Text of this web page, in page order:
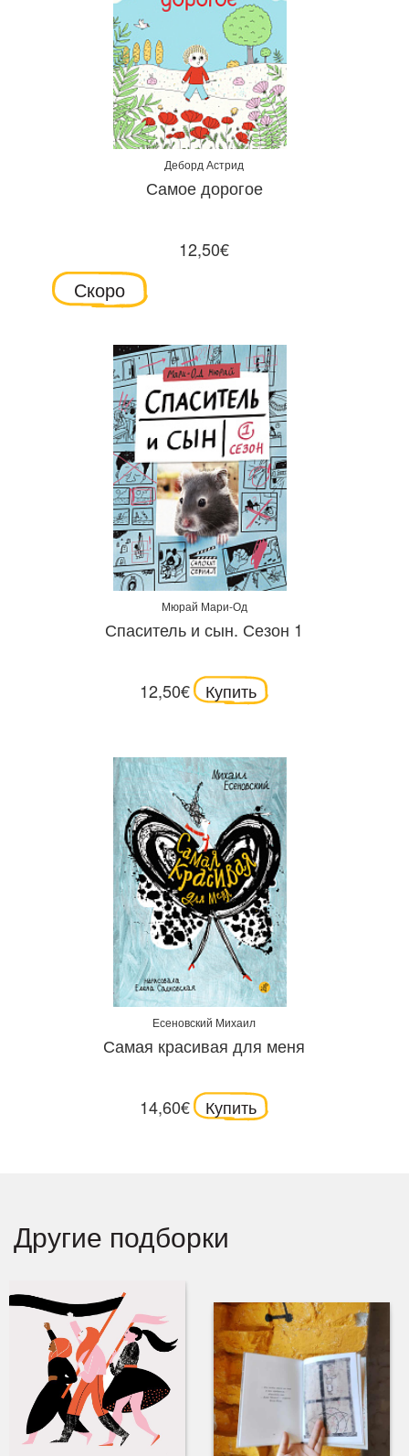
Деборд Астрид
Самое дорогое
12,50€
Скоро
Мюрай Мари-Од
Спаситель и сын. Сезон 1
12,50€ Купить
Есеновский Михаил
Самая красивая для меня
14,60€ Купить
Другие подборки